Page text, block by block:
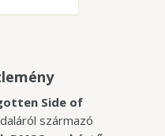
Side of
származó